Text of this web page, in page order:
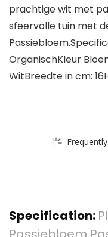
prachtige wit met
sfeervolle tuin met
OrganischKleur
WitBreedte in cm:
Specification: